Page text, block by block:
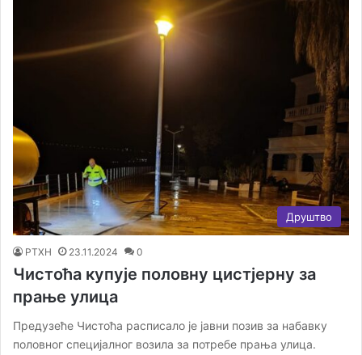
Друштво
РТХН 23.11.2024 0
Чистоћа купује половну цистјерну за
прање улица
Предузеће Чистоћа расписало је јавни позив за набавку
половног специјалног возила за потребе прања улица.